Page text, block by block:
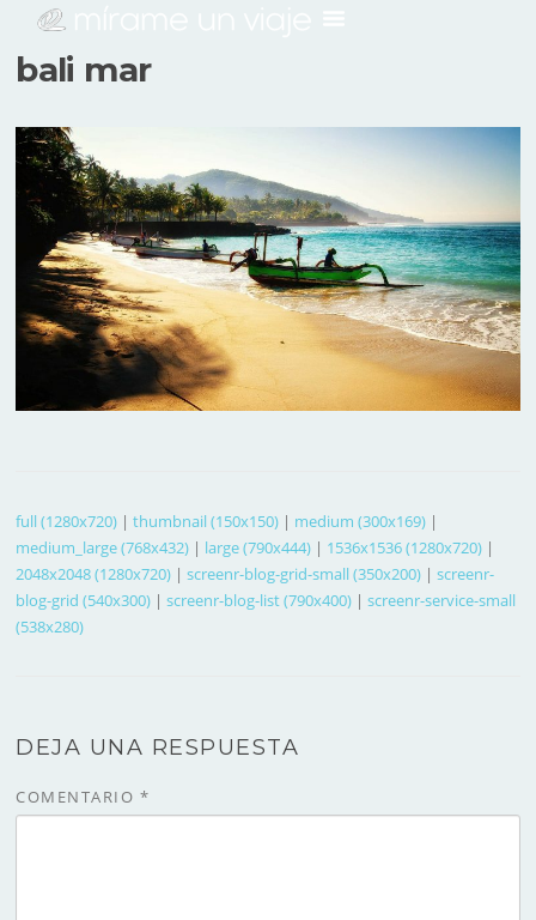
bali mar
full (1280x720) |thumbnail (150x150) | medium (300x169) |
medium_large (768x432) | large (790x444) | 1536x1536 (1280x720) |
2048x2048 (1280x720) |screenr-blog-grid-small (350x200) |screenr-
blog-grid (540x300) |screenr-blog-list (790x400) |screenr-service-small
(538x280)
DEJA UNA RESPUESTA
COMENTARIO *